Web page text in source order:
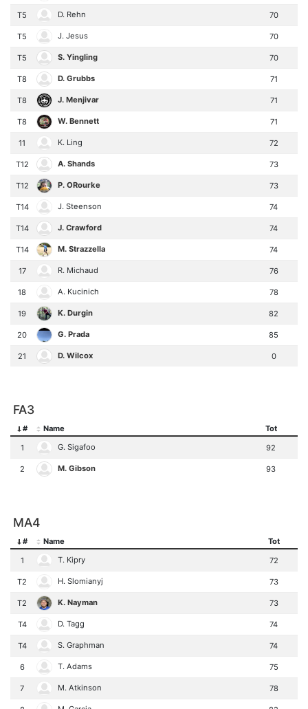
T5 D. Rehn 70
T5 J. Jesus 70
T5 S. Yingling 70
T8 D. Grubbs 71
T8 J. Menjivar 71
T8 W. Bennett 71
11 K. Ling 72
T12 A. Shands 73
T12 P. ORourke 73
T14 J. Steenson 74
T14 J. Crawford 74
T14 M. Strazzella 74
17 R. Michaud 76
18 A. Kucinich 78
19 K. Durgin 82
20 G. Prada 85
21 D. Wilcox 0
FA3
# Name
Tot
1
G. Sigafoo 92
2 M. Gibson 93
MA4
# Name
Tot
1
T. Kipry 72
T2 H. Slomianyj 73
T2 K. Nayman 73
T4 D. Tagg 74
T4 S. Graphman 74
6 T. Adams 75
7 M. Atkinson 78